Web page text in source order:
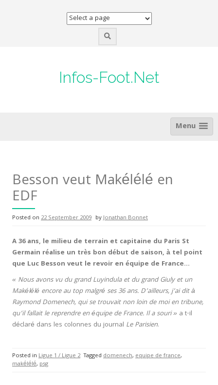
Infos-Foot.Net
Menu
Besson veut Makélélé en
EDF
Posted on 22 September 2009 byJonathan Bonnet
A 36 ans, le milieu de terrain et capitaine du Paris St
Germain réalise un très bon début de saison, à tel point
que Luc Besson veut le revoir en équipe de France…
« Nous avons vu du grand Luyindula et du grand Giuly et un
Makélélé encore au top malgré ses 36 ans. D’ailleurs, j’ai dit à
Raymond Domenech, qui se trouvait non loin de moi en tribune,
qu’il fallait le reprendre en équipe de France. Il a souri » a t-il
déclaré dans les colonnes du journal Le Parisien.
Posted in Ligue 1 / Ligue 2 Tagged domenech, equipe de france,
makélélé, psg